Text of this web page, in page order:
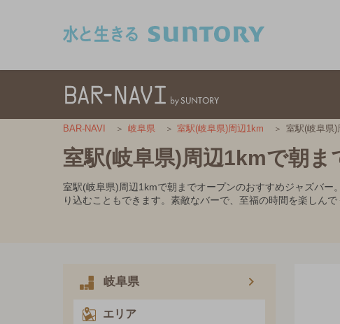
BAR-NAVI 岐阜県 室駅(岐阜県)周辺1km 室駅(岐阜県
室駅(岐阜県)周辺1kmで朝
室駅(岐阜県)周辺1kmで朝までオープンのおすすめジャズバ
り込むこともできます。素敵なバーで、至福の時間を楽しんで
岐阜県
エリア